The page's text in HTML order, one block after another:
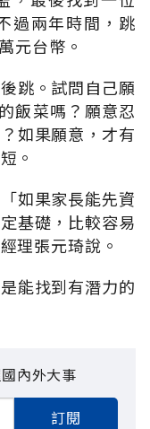
過兩年時間，跳
元台幣。
跳。試問自己願
飯菜嗎？願意忍
如果願意，才有
。
如果家長能先資
基礎，比較容易
理張元琦說。
能找到有潛力的
內外大事
訂閱